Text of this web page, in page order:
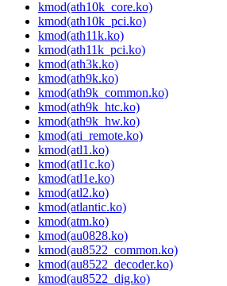
kmod(ath10k_core.ko)
kmod(ath10k_pci.ko)
kmod(ath11k.ko)
kmod(ath11k_pci.ko)
kmod(ath3k.ko)
kmod(ath9k.ko)
kmod(ath9k_common.ko)
kmod(ath9k_htc.ko)
kmod(ath9k_hw.ko)
kmod(ati_remote.ko)
kmod(atl1.ko)
kmod(atl1c.ko)
kmod(atl1e.ko)
kmod(atl2.ko)
kmod(atlantic.ko)
kmod(atm.ko)
kmod(au0828.ko)
kmod(au8522_common.ko)
kmod(au8522_decoder.ko)
kmod(au8522_dig.ko)